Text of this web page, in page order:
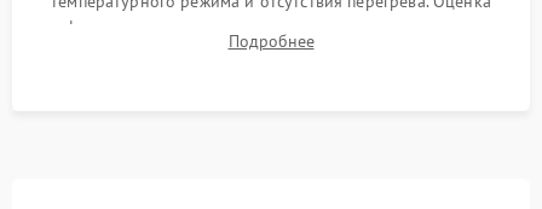
фокуса, контрастности и цветопередачи на тестовых
таблицах. Проверка работы всех видеовходов и кнопок
Подробнее